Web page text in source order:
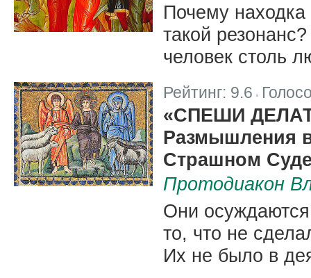
Почему
такой
человек столь
Рейтинг: 9.6 |
«СПЕШИ
Размышления
Страшном
Протодиакон
Они
то, что не
Их не было в